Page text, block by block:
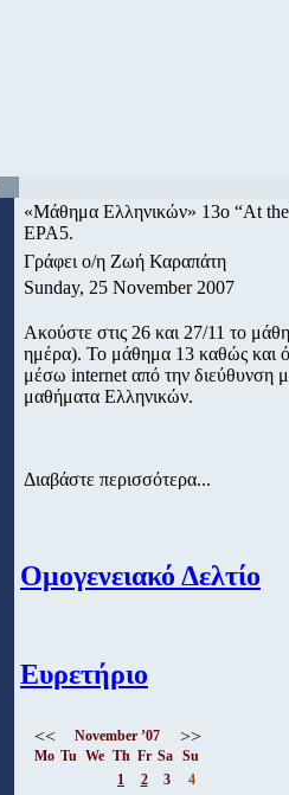
«Μάθημα Ελληνικών» 13ο “At the
ΕΡΑ5.
Γράφει ο/η Ζωή Καραπάτη
Sunday, 25 November 2007
Ακούστε στις 26 και 27/11 το
ημέρα). Το μάθημα 13 καθώς και
μέσω internet από την διεύθυνση
μαθήματα Ελληνικών.
Διαβάστε περισσότερα...
Ομογενειακό Δελτίο
Ευρετήριο
<< November ’07 >>
Mo Tu We Th Fr Sa Su
1
2 3
4